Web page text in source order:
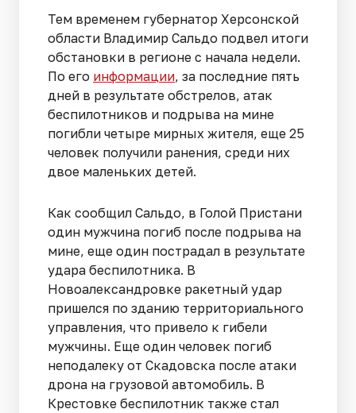
Тем временем губернатор Херсонской
области Владимир Сальдо подвел итоги
обстановки в регионе с начала недели.
По его информации, за последние пять
дней в результате обстрелов, атак
беспилотников и подрыва на мине
погибли четыре мирных жителя, еще 25
человек получили ранения, среди них
двое маленьких детей.
Как сообщил Сальдо, в Голой Пристани
один мужчина погиб после подрыва на
мине, еще один пострадал в результате
удара беспилотника. В
Новоалександровке ракетный удар
пришелся по зданию территориального
управления, что привело к гибели
мужчины. Еще один человек погиб
неподалеку от Скадовска после атаки
дрона на грузовой автомобиль. В
Крестовке беспилотник также стал